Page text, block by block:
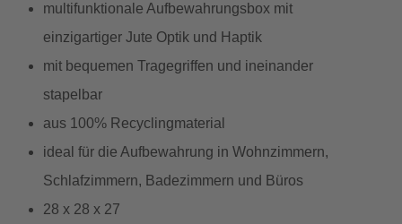
multifunktionale Aufbewahrungsbox mit
einzigartiger Jute Optik und Haptik
mit bequemen Tragegriffen und ineinander
stapelbar
aus 100% Recyclingmaterial
ideal für die Aufbewahrung in Wohnzimmern,
Schlafzimmern, Badezimmern und Büros
28 x 28 x 27